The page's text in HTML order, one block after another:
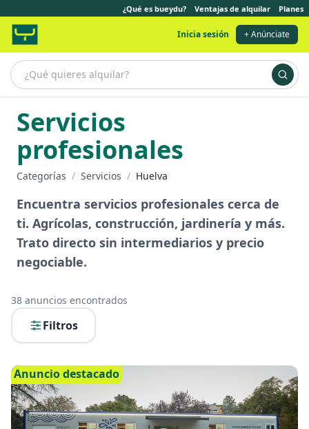
¿Qué es bueydu? Ventajas de alquilar Planes
Inicia sesión + Anúnciate
Servicios
profesionales
Categorías / Servicios / Huelva
Encuentra servicios profesionales cerca de
ti. Agrícolas, construcción, jardinería y más.
Trato directo sin intermediarios y precio
negociable.
38 anuncios encontrados
Filtros
Anuncio destacado